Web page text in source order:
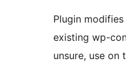
Plugin modifies
existing wp-
unsure, use on